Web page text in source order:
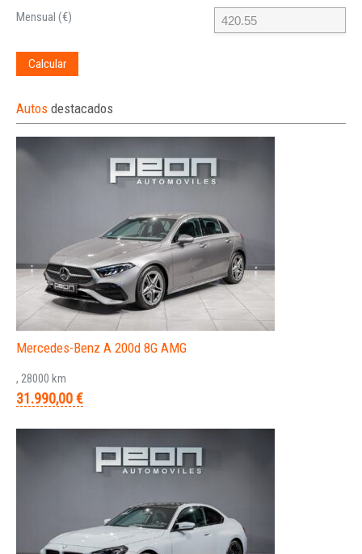
Mensual (€)
Calcular
Autos destacados
Mercedes-Benz A 200d 8G AMG
, 28000 km
31.990,00 €